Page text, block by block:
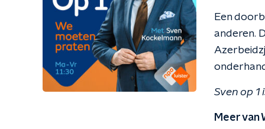
Een
anderen.
Sven op
Meer van